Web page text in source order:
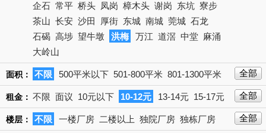
下拉
企石 常平 桥头 凤岗 樟木头 谢岗 东坑 寮步
茶山 长安 沙田 厚街 东城 南城 莞城 石龙
石碣 高埗 望牛墩 洪梅 万江 道滘 中堂 麻涌
大岭山
面积： 不限 500平米以下 501-800平米 801-1300平米
2001-3000平米
10000平米以上
全部
租金： 不限 面议 10元以下 10-12元 13-14元 15-17元
18-20元
36-40元
全部
楼层： 不限 一楼厂房 二楼以上 独院厂房 独栋厂房 全部